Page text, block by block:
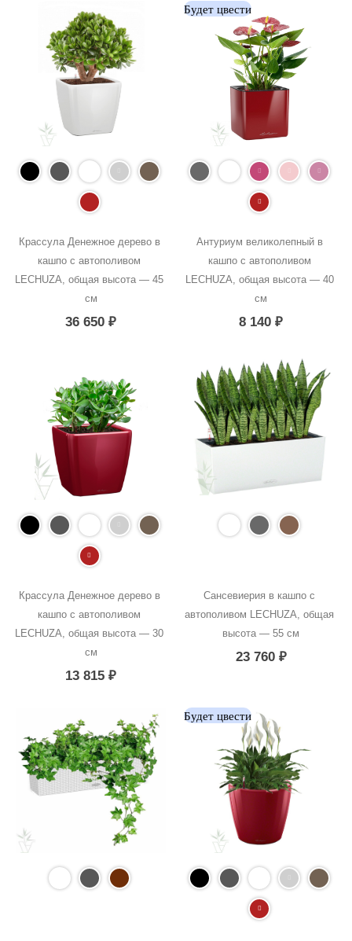
Крассула Денежное дерево в
кашпо с автополивом
LECHUZA, общая высота — 45
см
36 650₽
Будет цвести
Антуриум великолепный в
кашпо с автополивом
LECHUZA, общая высота — 40
см
8 140₽
Крассула Денежное дерево в
кашпо с автополивом
LECHUZA, общая высота — 30
см
13 815₽
Сансевиерия в кашпо с
автополивом LECHUZA, общая
высота — 55 см
23 760 ₽
Будет цвести